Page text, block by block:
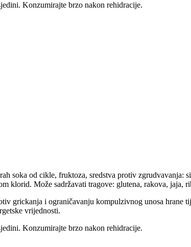
Konzumirajte brzo nakon rehidracije.
soka od cikle, fruktoza, sredstva protiv zgrudvavanja:
klorid. Može sadržavati tragove: glutena, rakova, jaja,
grickanja i ograničavanju kompulzivnog unosa hrane
vrijednosti.
Konzumirajte brzo nakon rehidracije.